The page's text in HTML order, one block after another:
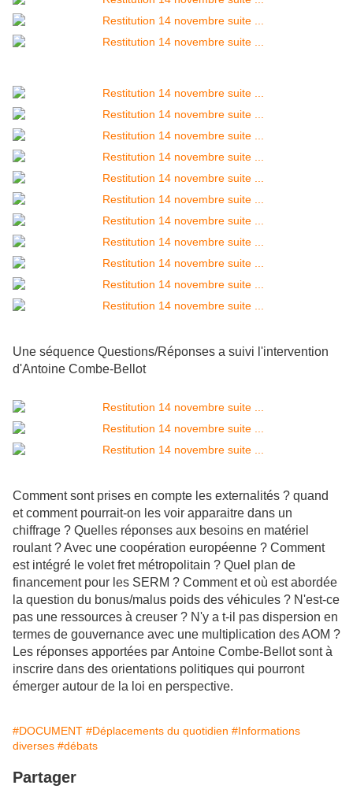
Une séquence Questions/Réponses a suivi l'intervention
d'Antoine Combe-Bellot
Comment sont prises en compte les externalités ? quand
et comment pourrait-on les voir apparaitre dans un
chiffrage ? Quelles réponses aux besoins en matériel
roulant ? Avec une coopération européenne ? Comment
est intégré le volet fret métropolitain ? Quel plan de
financement pour les SERM ? Comment et où est abordée
la question du bonus/malus poids des véhicules ? N'est-ce
pas une ressources à creuser ? N'y a t-il pas dispersion en
termes de gouvernance avec une multiplication des AOM ?
Les réponses apportées par Antoine Combe-Bellot sont à
inscrire dans des orientations politiques qui pourront
émerger autour de la loi en perspective.
#DOCUMENT #Déplacements du quotidien #Informations
diverses #débats
Partager